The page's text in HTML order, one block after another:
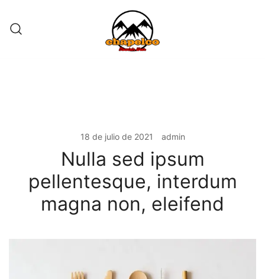
contenido
18 de julio de 2021 admin
Nulla sed ipsum
pellentesque, interdum
magna non, eleifend